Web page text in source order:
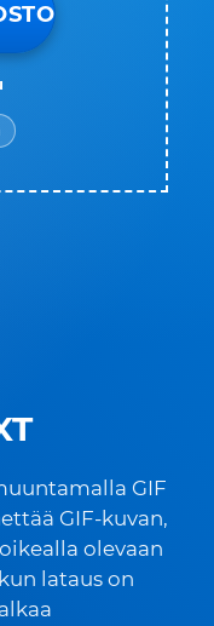
GIF
GIF-kuvan,
olevaan
lataus on